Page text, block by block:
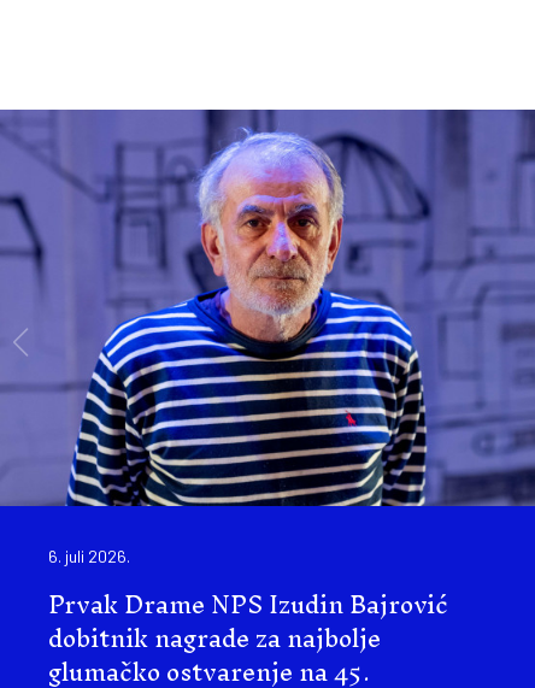
6. juli 2026.
Prvak Drame NPS Izudin Bajrović
dobitnik nagrade za najbolje
glumačko ostvarenje na 45.